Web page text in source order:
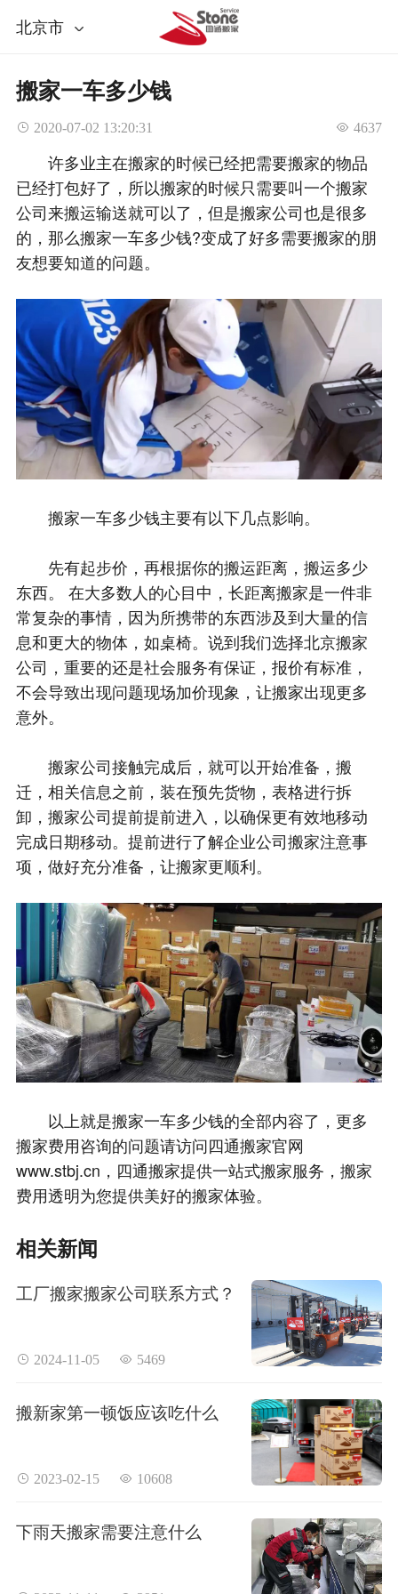
北京市
搬家一车多少钱
 2020-07-02 13:20:31  4637
许多业主在搬家的时候已经把需要搬家的物品
已经打包好了，所以搬家的时候只需要叫一个搬家
公司来搬运输送就可以了，但是搬家公司也是很多
的，那么搬家一车多少钱?变成了好多需要搬家的朋
友想要知道的问题。
搬家一车多少钱主要有以下几点影响。
先有起步价，再根据你的搬运距离，搬运多少
东西。 在大多数人的心目中，长距离搬家是一件非
常复杂的事情，因为所携带的东西涉及到大量的信
息和更大的物体，如桌椅。说到我们选择北京搬家
公司，重要的还是社会服务有保证，报价有标准，
不会导致出现问题现场加价现象，让搬家出现更多
意外。
搬家公司接触完成后，就可以开始准备，搬
迁，相关信息之前，装在预先货物，表格进行拆
卸，搬家公司提前提前进入，以确保更有效地移动
完成日期移动。提前进行了解企业公司搬家注意事
项，做好充分准备，让搬家更顺利。
以上就是搬家一车多少钱的全部内容了，更多
搬家费用咨询的问题请访问四通搬家官网
www.stbj.cn，四通搬家提供一站式搬家服务，搬家
费用透明为您提供美好的搬家体验。
相关新闻
工厂搬家搬家公司联系方式？
 2024-11-05  5469
搬新家第一顿饭应该吃什么
 2023-02-15  10608
下雨天搬家需要注意什么